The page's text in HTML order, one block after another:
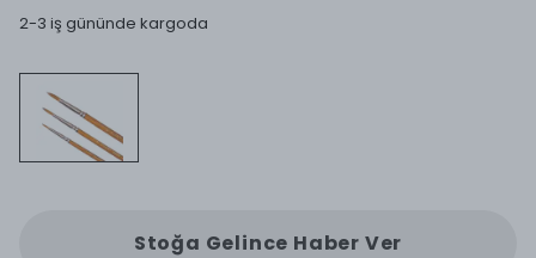
2-3 iş gününde kargoda
Stoğa Gelince Haber Ver